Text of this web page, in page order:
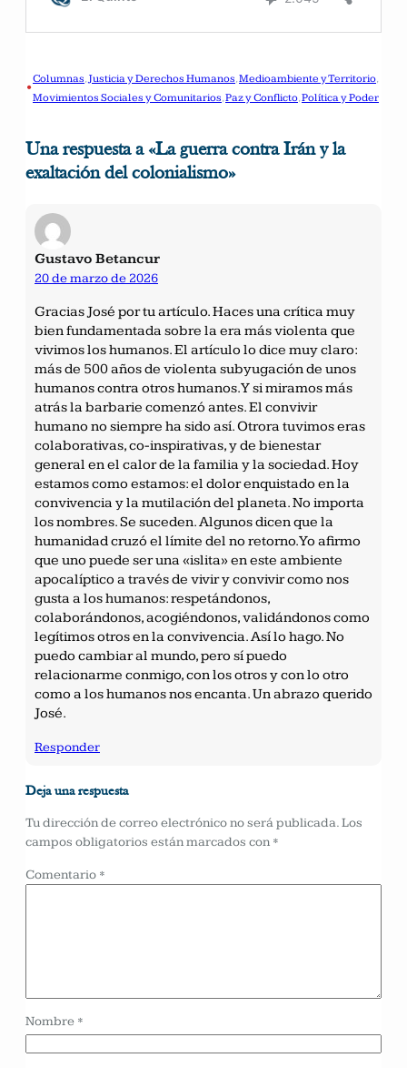
•
Columnas, Justicia y Derechos Humanos, Medioambiente y Territorio
Movimientos Sociales y Comunitarios, Paz y Conflicto, Política y Poder
Una respuesta a «La guerra contra Irán y la
exaltación del colonialismo»
Gustavo Betancur
20 de marzo de 2026
Gracias José por tu artículo. Haces una crítica muy
bien fundamentada sobre la era más violenta que
vivimos los humanos. El artículo lo dice muy claro:
más de 500 años de violenta subyugación de unos
humanos contra otros humanos. Y si miramos más
atrás la barbarie comenzó antes. El convivir
humano no siempre ha sido así. Otrora tuvimos eras
colaborativas, co-inspirativas, y de bienestar
general en el calor de la familia y la sociedad. Hoy
estamos como estamos: el dolor enquistado en la
convivencia y la mutilación del planeta. No importa
los nombres. Se suceden. Algunos dicen que la
humanidad cruzó el límite del no retorno. Yo afirmo
que uno puede ser una «islita» en este ambiente
apocalíptico a través de vivir y convivir como nos
gusta a los humanos: respetándonos,
colaborándonos, acogiéndonos, validándonos como
legítimos otros en la convivencia. Así lo hago. No
puedo cambiar al mundo, pero sí puedo
relacionarme conmigo, con los otros y con lo otro
como a los humanos nos encanta. Un abrazo querido
José.
Responder
Deja una respuesta
Tu dirección de correo electrónico no será publicada.Los
campos obligatorios están marcados con *
Comentario *
Nombre *